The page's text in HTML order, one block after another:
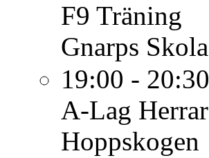
F9 Träning
Gnarps Skola
19:00 - 20:30
A-Lag Herrar
Hoppskogen